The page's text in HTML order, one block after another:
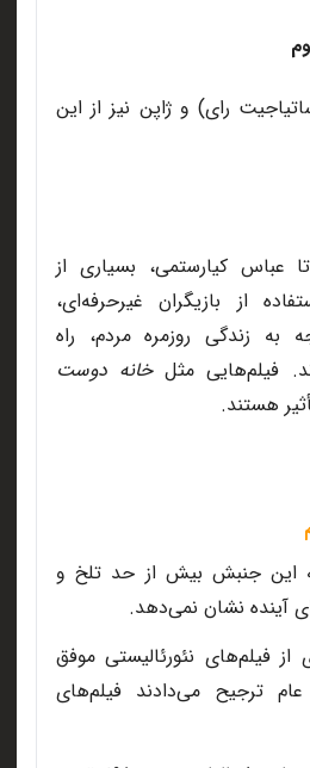
رای) و ژاپن نیز از این
عباس کیارستمی، بسیاری از
از بازیگران غیرحرفه‌ای،
به زندگی روزمره مردم، راه
فیلم‌هایی مثلخانه دوست
هستند.
این جنبش بیش از حد تلخ و
آینده نشان نمی‌دهد.
از فیلم‌های نئورئالیستی موفق
ترجیح می‌دادند فیلم‌های